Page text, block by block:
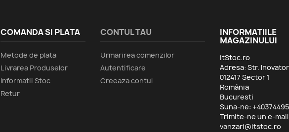
COMANDA SI PLATA
Metode de plata
Livrarea Produselor
Informatii Stoc
Retur
CONTUL TAU
Urmarirea comenzilor
Autentificare
Creeaza contul
INFORMATIILE
MAGAZINULUI
itStoc.ro
Adresa: Str.
012417 Sector 1
România
Bucuresti
Suna-ne:
Trimite-ne un e-
vanzari@itstoc.ro